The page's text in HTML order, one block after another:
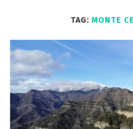
TAG: MONTE